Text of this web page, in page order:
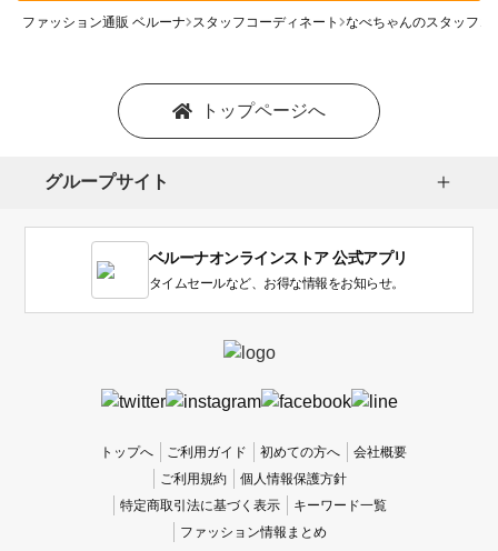
ファッション通販 ベルーナ スタッフコーディネート なべちゃんのスタッフコ
トップページへ
グループサイト
ベルーナオンラインストア 公式アプリ
タイムセールなど、お得な情報をお知らせ。
トップへ ご利用ガイド 初めての方へ
会社概要
ご利用規約
個人情報保護方針
特定商取引法に基づく表示
キーワード一覧
ファッション情報まとめ